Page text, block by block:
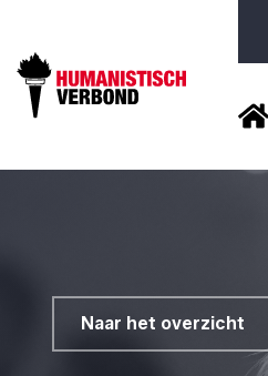
Naar het overzicht